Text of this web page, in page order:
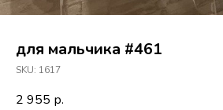
для мальчика #461
SKU: 1617
2 955 р.